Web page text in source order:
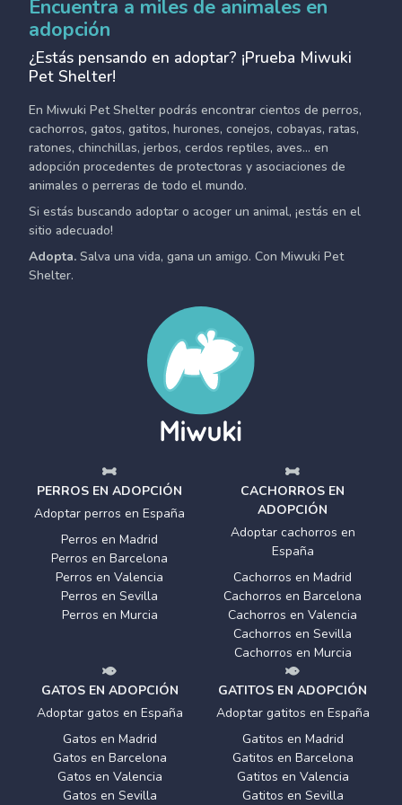
Encuentra a miles de animales en
adopción
¿Estás pensando en adoptar? ¡Prueba Miwuki
Pet Shelter!
En Miwuki Pet Shelter podrás encontrar cientos de perros,
cachorros, gatos, gatitos, hurones, conejos, cobayas, ratas,
ratones, chinchillas, jerbos, cerdos reptiles, aves... en
adopción procedentes de protectoras y asociaciones de
animales o perreras de todo el mundo.
Si estás buscando adoptar o acoger un animal, ¡estás en el
sitio adecuado!
Adopta. Salva una vida, gana un amigo. Con Miwuki Pet
Shelter.
PERROS EN ADOPCIÓN
Adoptar perros en España
Perros en Madrid
Perros en Barcelona
Perros en Valencia
Perros en Sevilla
Perros en Murcia
CACHORROS EN
ADOPCIÓN
Adoptar cachorros en
España
Cachorros en Madrid
Cachorros en Barcelona
Cachorros en Valencia
Cachorros en Sevilla
Cachorros en Murcia
GATOS EN ADOPCIÓN
Adoptar gatos en España
Gatos en Madrid
Gatos en Barcelona
Gatos en Valencia
Gatos en Sevilla
GATITOS EN ADOPCIÓN
Adoptar gatitos en España
Gatitos en Madrid
Gatitos en Barcelona
Gatitos en Valencia
Gatitos en Sevilla